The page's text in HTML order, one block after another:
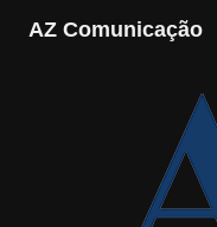
AZ Comunicação